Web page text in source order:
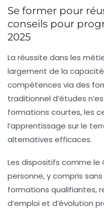
Se former pour
conseils pour
2025
La réussite dans les
largement de la
compétences via des
traditionnel d’études
formations courtes, les
l’apprentissage sur le
alternatives efficaces.
Les dispositifs comme
personne, y compris
formations qualifiantes,
d’emploi et d’évolution